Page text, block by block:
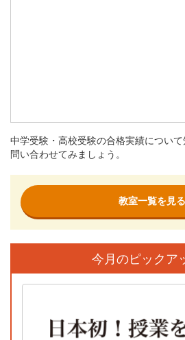
中学受験・高校受験の合格実績につい
問い合わせてみましょう。
教室一覧を見る
今月のピックア